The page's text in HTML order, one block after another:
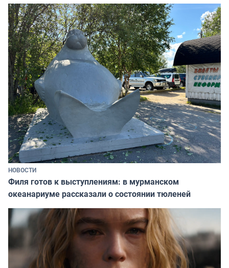
НОВОСТИ
Филя готов к выступлениям: в мурманском
океанариуме рассказали о состоянии тюленей